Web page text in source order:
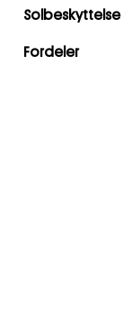
Solbeskyttelse
Fordeler